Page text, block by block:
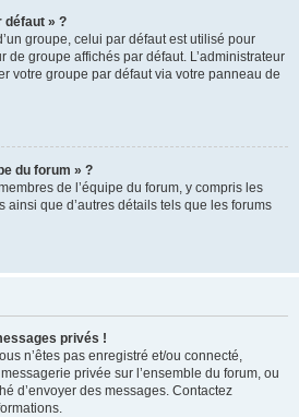
défaut » ?
groupe, celui par défaut est utilisé pour
de groupe affichés par défaut. L’administrateur
votre groupe par défaut via votre panneau de
du forum » ?
de l’équipe du forum, y compris les
ainsi que d’autres détails tels que les forums
privés !
n’êtes pas enregistré et/ou connecté,
privée sur l’ensemble du forum, ou
d’envoyer des messages. Contactez